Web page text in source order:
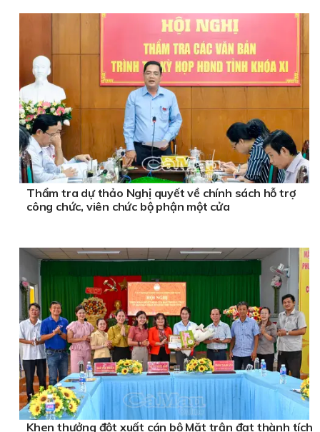
Thẩm tra dự thảo Nghị quyết về chính sách hỗ trợ
công chức, viên chức bộ phận một cửa
Khen thưởng đột xuất cán bộ Mặt trận đạt thành tích